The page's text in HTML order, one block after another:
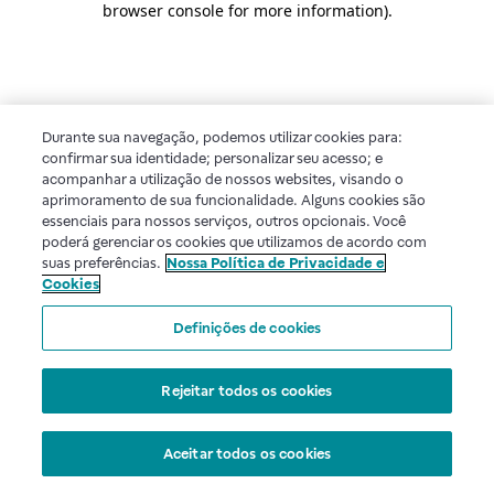
browser console for more information).
Durante sua navegação, podemos utilizar cookies para:
confirmar sua identidade; personalizar seu acesso; e
acompanhar a utilização de nossos websites, visando o
aprimoramento de sua funcionalidade. Alguns cookies são
essenciais para nossos serviços, outros opcionais. Você
poderá gerenciar os cookies que utilizamos de acordo com
suas preferências. Nossa Política de Privacidade e
Cookies
Definições de cookies
Rejeitar todos os cookies
Aceitar todos os cookies